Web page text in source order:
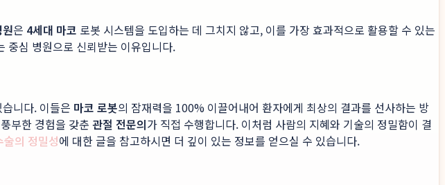
은 4세대 마코 로봇 시스템을 도입하는 데 그치지 않고, 이를 가장 효과적으로 활용할 수 있는
중심 병원으로 신뢰받는 이유입니다.
니다. 이들은 마코 로봇의 잠재력을 100% 이끌어내어 환자에게 최상의 결과를 선사하는 방
부한 경험을 갖춘 관절 전문의가 직접 수행합니다. 이처럼 사람의 지혜와 기술의 정밀함이 결
의 정밀성에 대한 글을 참고하시면 더 깊이 있는 정보를 얻으실 수 있습니다.